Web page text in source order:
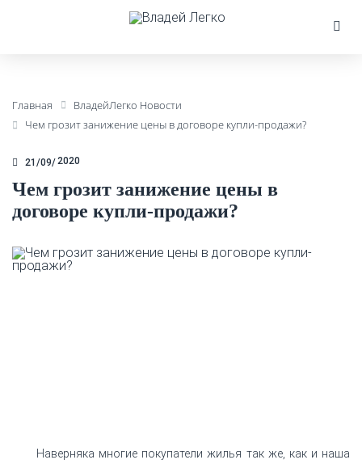
Главная
ВладейЛегко Новости
Чем грозит занижение цены в договоре купли-продажи?
21/09 2020
Чем грозит занижение цены в
договоре купли-продажи?
Наверняка многие покупатели жилья так же, как и наша